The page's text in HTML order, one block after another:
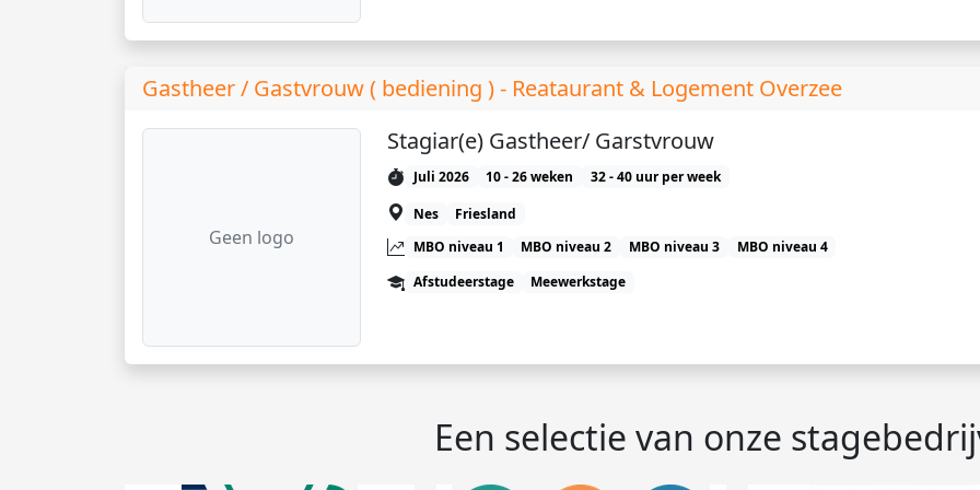
Gastheer / Gastvrouw ( bediening ) - Reataurant & Logement Overzee
Geen logo
Stagiar(e) Gastheer/ Garstvrouw
Juli 2026 10 - 26 weken
32 - 40 uur per week
Nes
Friesland
MBO niveau 1
MBO niveau 2 MBO niveau 3
MBO niveau 4
Afstudeerstage
Meewerkstage
Een selectie van onze